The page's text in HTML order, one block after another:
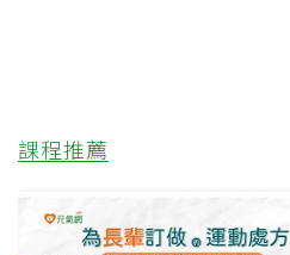
課程推薦